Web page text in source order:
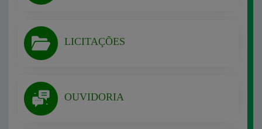
LICITAÇÕES
OUVIDORIA